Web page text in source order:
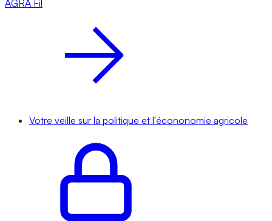
AGRA Fil
Votre veille sur la politique et l'écononomie agricole